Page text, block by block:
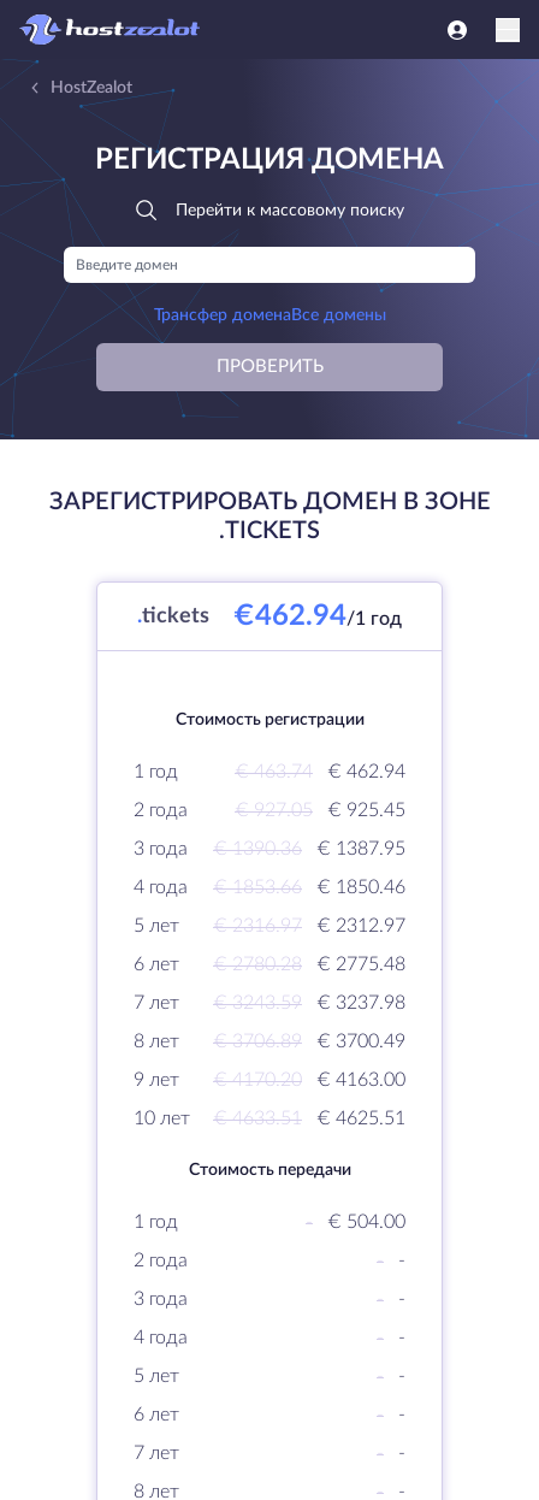
HostZealot
РЕГИСТРАЦИЯ ДОМЕНА
Перейти к массовому поиску
Трансфер домена Все домены
ПРОВЕРИТЬ
ЗАРЕГИСТРИРОВАТЬ ДОМЕН В ЗОНЕ
.TICKETS
.tickets €462.94/1 год
Стоимость регистрации
1 год € 463.74
€ 462.94
2 года
€ 927.05
€ 925.45
3 года
€ 1390.36
€ 1387.95
4 года
€ 1853.66
€ 1850.46
5 лет
€ 2316.97
€ 2312.97
6 лет
€ 2780.28
€ 2775.48
7 лет
€ 3243.59
€ 3237.98
8 лет
€ 3706.89
€ 3700.49
9 лет
€ 4170.20
€ 4163.00
10 лет
€ 4633.51 € 4625.51
Стоимость передачи
1 год -
€ 504.00
2 года
-
-
3 года
-
-
4 года
-
-
5 лет
-
-
6 лет
-
-
7 лет
-
-
8 лет
-
-